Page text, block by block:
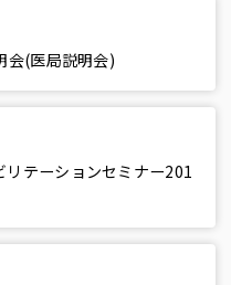
会(医局説明会)
テーションセミナー201